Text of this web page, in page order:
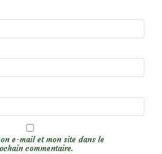
e-mail et mon site dans le
commentaire.